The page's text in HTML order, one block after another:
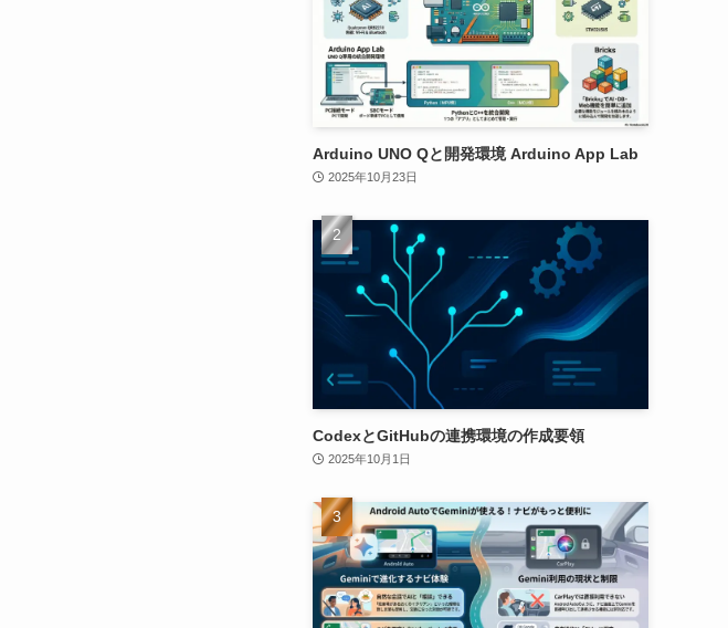
Arduino UNO Qと開発環境 Arduino App Lab
2025年10月23日
CodexとGitHubの連携環境の作成要領
2025年10月1日